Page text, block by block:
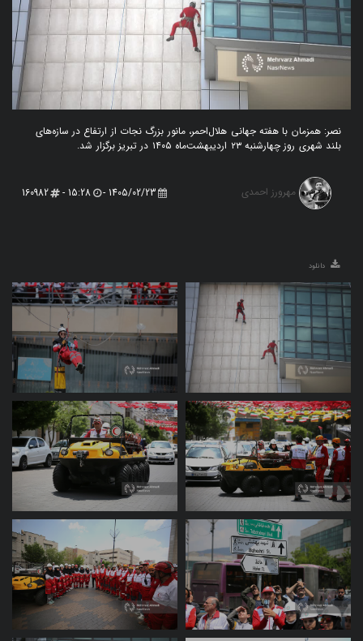
نصر: همزمان با هفته جهانی هلال‌احمر، مانور بزرگ نجات از ارتفاع در سازه‌های
بلند شهری روز چهارشنبه ۲۳ اردیبهشت‌ماه ۱۴۰۵ در تبریز برگزار شد.
مهرورز احمدی 1405/02/23 -
15:28 -
160982
دانلود